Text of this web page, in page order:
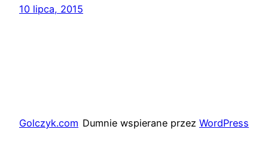
10 lipca, 2015
Golczyk.com Dumnie wspierane przez WordPress